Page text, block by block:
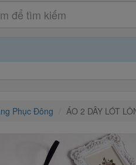
Phục Đông ÁO 2 DÂY LÓT